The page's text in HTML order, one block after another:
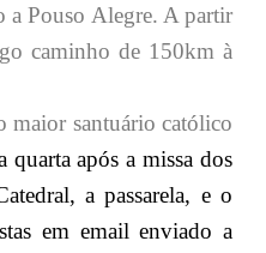
a Pouso Alegre. A partir
caminho de 150km à
maior santuário católico
quarta após a missa dos
a passarela, e o
em email enviado a